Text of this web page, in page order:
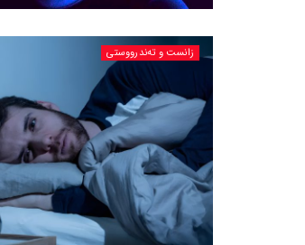
زانست و تەندرووستی